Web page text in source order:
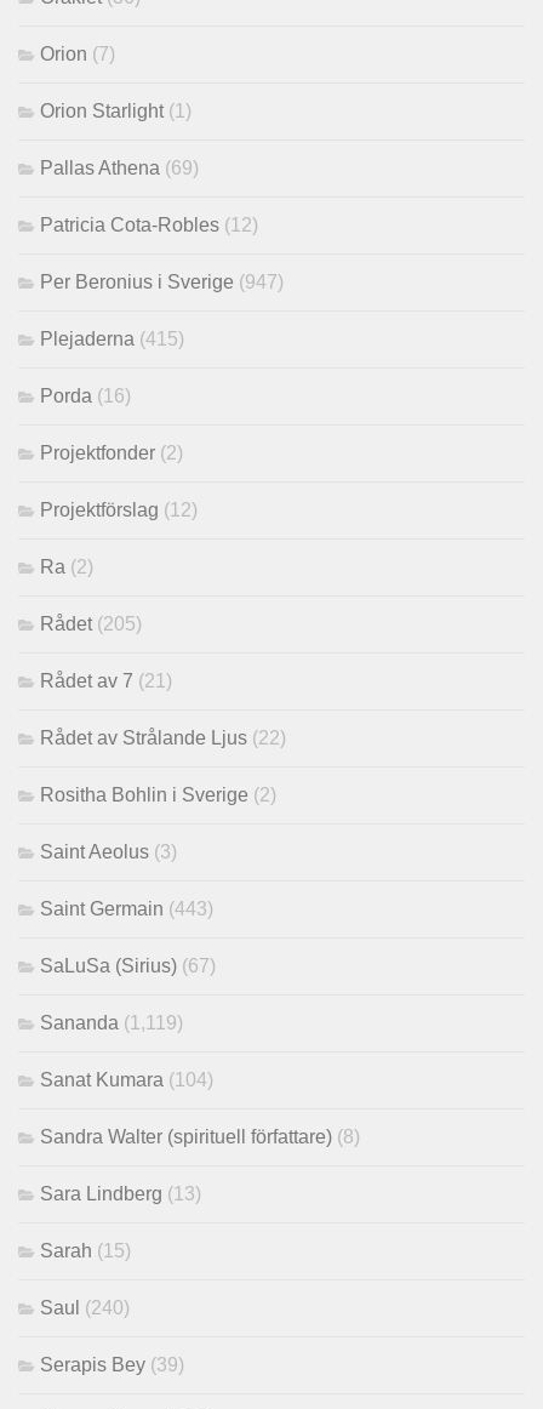
Orion (7)
Orion Starlight (1)
Pallas Athena (69)
Patricia Cota-Robles (12)
Per Beronius i Sverige (947)
Plejaderna (415)
Porda (16)
Projektfonder (2)
Projektförslag (12)
Ra (2)
Rådet (205)
Rådet av 7 (21)
Rådet av Strålande Ljus (22)
Rositha Bohlin i Sverige (2)
Saint Aeolus (3)
Saint Germain (443)
SaLuSa (Sirius) (67)
Sananda (1,119)
Sanat Kumara (104)
Sandra Walter (spirituell författare) (8)
Sara Lindberg (13)
Sarah (15)
Saul (240)
Serapis Bey (39)